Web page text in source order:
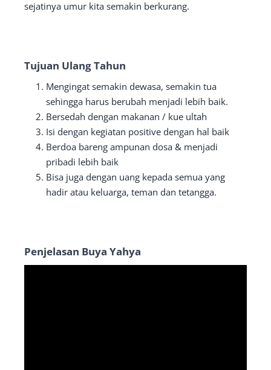
sejatinya umur kita semakin berkurang.
Tujuan Ulang Tahun
Mengingat semakin dewasa, semakin tua
sehingga harus berubah menjadi lebih baik.
Bersedah dengan makanan / kue ultah
Isi dengan kegiatan positive dengan hal baik
Berdoa bareng ampunan dosa & menjadi
pribadi lebih baik
Bisa juga dengan uang kepada semua yang
hadir atau keluarga, teman dan tetangga.
Penjelasan Buya Yahya